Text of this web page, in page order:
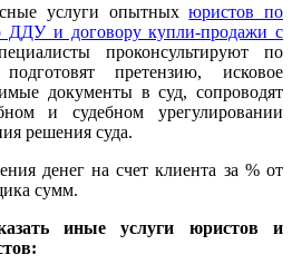
услуги опытныхюристов по
ДДУ и договору купли-продажи с
проконсультируют по
претензию, исковое
документы в суд, сопроводят
и судебном урегулировании
решения суда.
денег на счет клиента за % от
сумм.
иные услуги юристов и